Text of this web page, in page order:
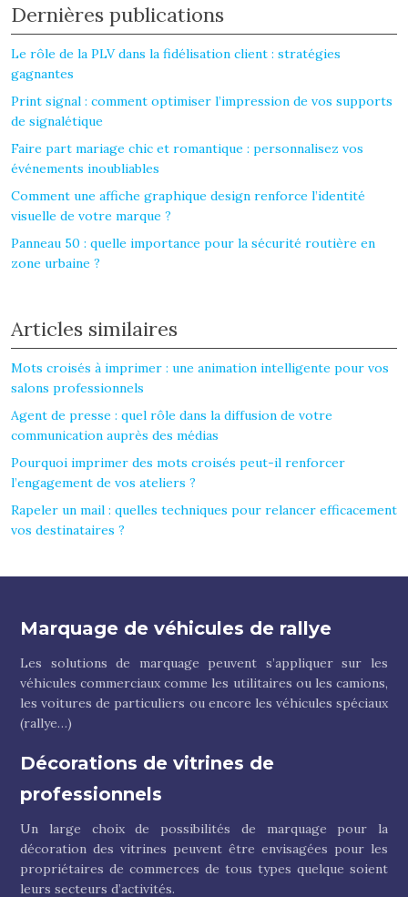
Dernières publications
Le rôle de la PLV dans la fidélisation client : stratégies
gagnantes
Print signal : comment optimiser l’impression de vos supports
de signalétique
Faire part mariage chic et romantique : personnalisez vos
événements inoubliables
Comment une affiche graphique design renforce l’identité
visuelle de votre marque ?
Panneau 50 : quelle importance pour la sécurité routière en
zone urbaine ?
Articles similaires
Mots croisés à imprimer : une animation intelligente pour vos
salons professionnels
Agent de presse : quel rôle dans la diffusion de votre
communication auprès des médias
Pourquoi imprimer des mots croisés peut-il renforcer
l’engagement de vos ateliers ?
Rapeler un mail : quelles techniques pour relancer efficacement
vos destinataires ?
Marquage de véhicules de rallye
Les solutions de marquage peuvent s’appliquer sur les
véhicules commerciaux comme les utilitaires ou les camions,
les voitures de particuliers ou encore les véhicules spéciaux
(rallye…)
Décorations de vitrines de
professionnels
Un large choix de possibilités de marquage pour la
décoration des vitrines peuvent être envisagées pour les
propriétaires de commerces de tous types quelque soient
leurs secteurs d’activités.